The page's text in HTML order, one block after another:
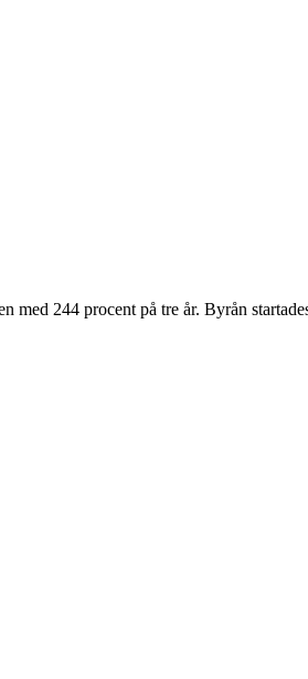
med 244 procent på tre år. Byrån